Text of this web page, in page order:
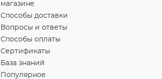
магазине
Способы доставки
Вопросы и ответы
Способы оплаты
Сертификаты
База знаний
Популярное